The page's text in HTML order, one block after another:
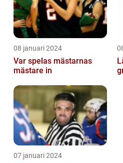
08 januari 2024
Var spelas mästarnas
mästare in
07 januari 2024